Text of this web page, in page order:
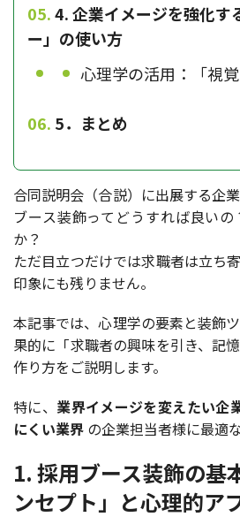
4. 企業イメージを強化す
ー」の使い方
心理学の活用：「視覚
5．まとめ
合同説明会（合説）に出展する企
ブース装飾ってどうすれば良い
か？
ただ目立つだけでは求職者は立ち
印象にも残りません。
本記事では、心理学の要素と装飾
果的に「求職者の興味を引き、記
作り方をご説明します。
特に、 業界イメージを変えたい企
にくい業界 の企業担当者様に最適
1. 採用ブース装飾の基
ンセプト」と心理的ア